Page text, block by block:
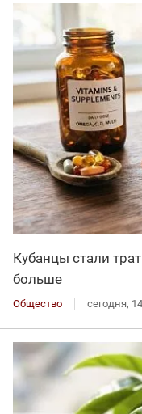
Кубанцы стали
больше
Общество сегодня,